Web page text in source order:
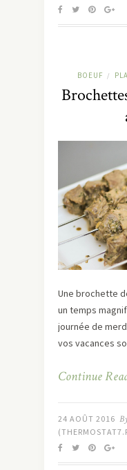
BOEUF /
Une brochette
un temps
journée de
vos vacances
Continue
24 AOÛT 2016